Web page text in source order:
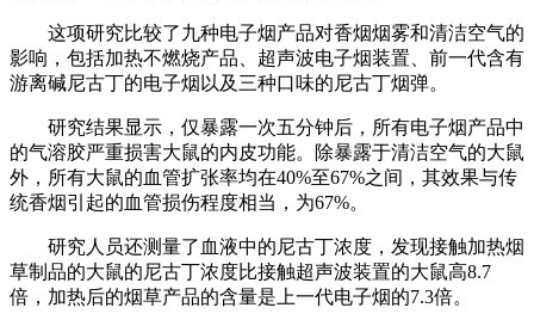
这项研究比较了九种电子烟产品对香烟烟雾和清洁空气的
影响，包括加热不燃烧产品、超声波电子烟装置、前一代含有
游离碱尼古丁的电子烟以及三种口味的尼古丁烟弹。
研究结果显示，仅暴露一次五分钟后，所有电子烟产品中
的气溶胶严重损害大鼠的内皮功能。除暴露于清洁空气的大鼠
外，所有大鼠的血管扩张率均在40%至67%之间，其效果与传
统香烟引起的血管损伤程度相当，为67%。
研究人员还测量了血液中的尼古丁浓度，发现接触加热烟
草制品的大鼠的尼古丁浓度比接触超声波装置的大鼠高8.7
倍，加热后的烟草产品的含量是上一代电子烟的7.3倍。